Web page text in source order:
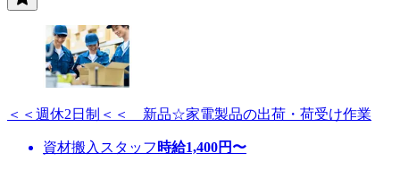
＜＜週休2日制＜＜ 新品☆家電製品の出荷・荷受け作業
資材搬入スタッフ 時給1,400円〜